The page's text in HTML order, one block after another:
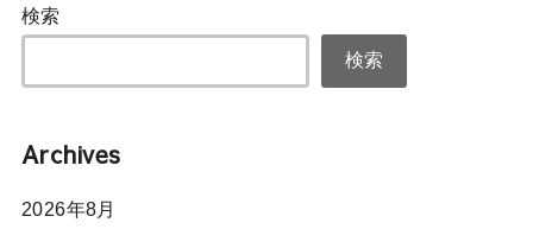
検索
検索
Archives
2026年8月